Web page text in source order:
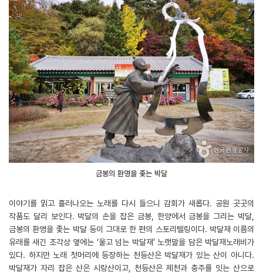
금봉의 환영을 좇는 박달
이야기를 읽고 흘러나오는 노래를 다시 들으니 감회가 새롭다. 공원 곳곳의
작품도 달리 보인다. 박달의 손을 잡은 금봉, 한양에서 금봉을 그리는 박달,
금봉의 환영을 좇는 박달 등이 그대로 한 편의 스토리텔링이다. 박달재 이름의
유래를 새긴 조각상 옆에는 ‘울고 넘는 박달재’ 노랫말을 담은 박달재노래비가
있다. 하지만 노래 첫머리에 등장하는 천등산은 박달재가 있는 산이 아니다.
박달재가 자리 잡은 산은 시랑산이고, 천등산은 제천과 충주를 잇는 산으로